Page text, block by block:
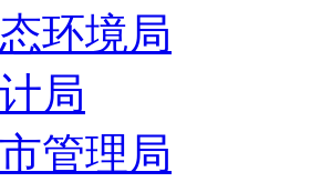
环境局
局
管理局